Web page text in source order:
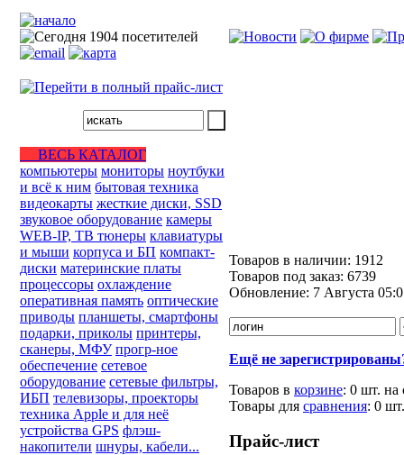
ВЕСЬ КАТАЛОГ
компьютеры мониторы ноутбуки
и всё к ним бытовая техника
видеокарты жесткие диски, SSD
звуковое оборудование камеры
WEB-IP, ТВ тюнеры клавиатуры
и мыши корпуса и БП компакт-
диски материнские платы
процессоры охлаждение
оперативная память оптические
приводы планшеты, смартфоны
подарки, приколы принтеры,
сканеры, МФУ прогр-ное
обеспечение сетевое
оборудование сетевые фильтры,
ИБП телевизоры, проекторы
техника Apple и для неё
устройства GPS флэш-
накопители шнуры, кабели...
Товаров в наличии: 1912
Товаров под заказ: 6739
Обновление: 7 Августа
Ещё не
Товаров в корзине: 0 шт. на
Товары для сравнения: 0 шт.
Прайс-лист